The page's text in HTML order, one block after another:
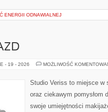
ENERGII ODNAWIALNEJ
- 19 - 2026 MOŻLIWOŚĆ
Studio Veriss to miejsce w
oraz ciekawym pomysłom
swoje umiejętności